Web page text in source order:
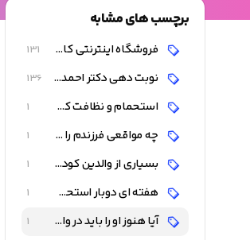
برچسب های مشابه
فروشگاه اینترنتی کالای کودک و نوزاد 131
نوبت دهی دکتر احمد شاه فرهت 136
استحمام و نظافت کودکان 1
چه مواقعی فرزندم را حمام کنم ؟ 1
بسیاری از والدین کودک خود را روزانه حمام می برند 1
هفته ای دوبار استحمام کافی خواهد بود 1
آیا هنوز او را باید در وان کودک بشویم ؟ 1